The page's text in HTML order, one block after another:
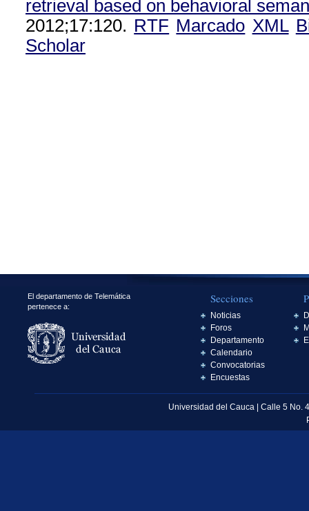
retrieval based on behavioral
2012;17:120. RTF Marcado XML
Scholar
El departamento de Telemática
pertenece a:
Secciones
Noticias
Foros
Departamento
Calendario
Convocatorias
Encuestas
Universidad del Cauca | Calle 5 No.